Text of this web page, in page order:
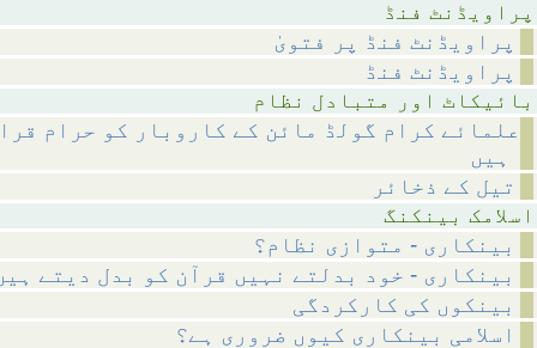
پراویڈنٹ فنڈ پر فتویٰ
پراویڈنٹ فنڈ
علمائے کرام گولڈ مائن کے کاروبار کو حرام
تیل کے ذخائر
بینکاری - متوازی نظام؟
بینکاری - خود بدلتے نہیں قرآن کو بدل دیتے
بینکوں کی کارکردگی
اسلامی بینکاری کیوں ضروری ہے؟